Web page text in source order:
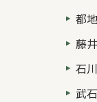
都
藤
石
武